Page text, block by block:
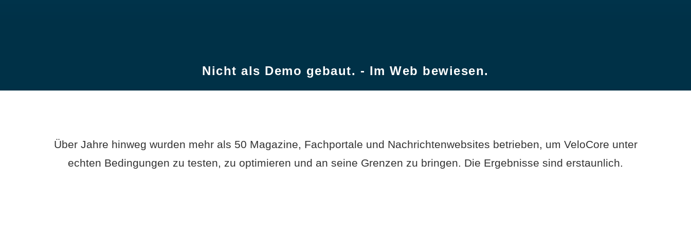
Nicht als Demo gebaut. - Im Web bewiesen.
Über Jahre hinweg wurden mehr als 50 Magazine, Fachportale und Nachrichtenwebsites betrieben, um VeloCore unter
echten Bedingungen zu testen, zu optimieren und an seine Grenzen zu bringen. Die Ergebnisse sind erstaunlich.